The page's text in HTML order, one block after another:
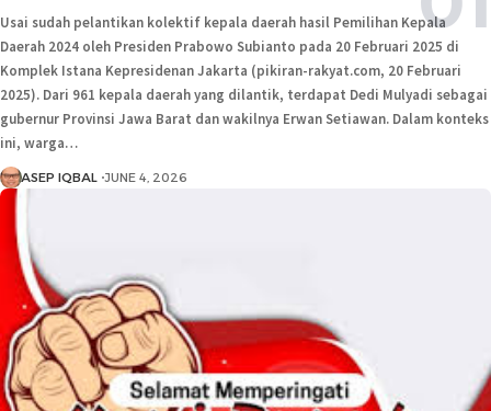
Usai sudah pelantikan kolektif kepala daerah hasil Pemilihan Kepala
Daerah 2024 oleh Presiden Prabowo Subianto pada 20 Februari 2025 di
Komplek Istana Kepresidenan Jakarta (pikiran-rakyat.com, 20 Februari
2025). Dari 961 kepala daerah yang dilantik, terdapat Dedi Mulyadi sebagai
gubernur Provinsi Jawa Barat dan wakilnya Erwan Setiawan. Dalam konteks
ini, warga…
ASEP IQBAL JUNE 4, 2026